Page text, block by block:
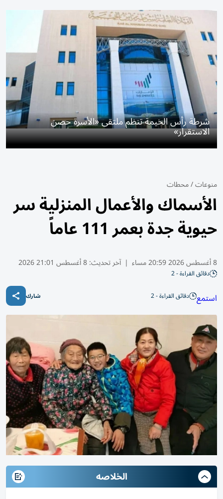
شرطة رأس الخيمة تنظم ملتقى «الأسرة حصن
الاستقرار»
منوعات/محطات
الأسماك والأعمال المنزلية سر
حيوية جدة بعمر 111 عاماً
8 أغسطس 2026 20:59 مساء | آخر تحديث:8 أغسطس 21:01 2026
دقائق القراءة - 2
استمع دقائق القراءة - 2 شارك
الخلاصه